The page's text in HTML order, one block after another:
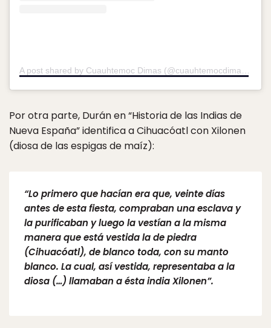
A post shared by Cuauhtemoc Dimas (@cuauhtemocdimas)
Por otra parte, Durán en “Historia de las Indias de
Nueva España” identifica a Cihuacóatl con Xilonen
(diosa de las espigas de maíz):
“Lo primero que hacían era que, veinte días
antes de esta fiesta, compraban una esclava y
la purificaban y luego la vestían a la misma
manera que está vestida la de piedra
(Cihuacóatl), de blanco toda, con su manto
blanco. La cual, así vestida, representaba a la
diosa (…) llamaban a ésta india Xilonen”.